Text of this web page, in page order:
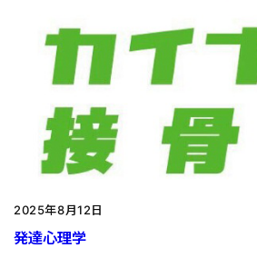
2025年8月12日
発達心理学